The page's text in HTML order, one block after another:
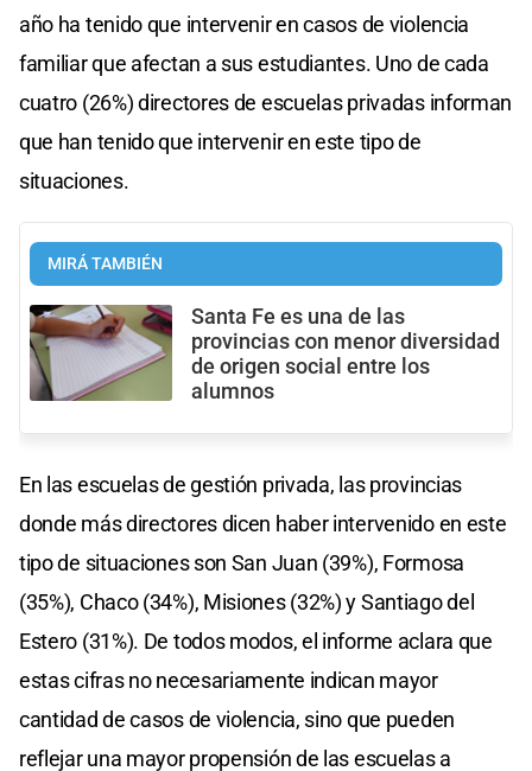
año ha tenido que intervenir en casos de violencia
familiar que afectan a sus estudiantes. Uno de cada
cuatro (26%) directores de escuelas privadas informan
que han tenido que intervenir en este tipo de
situaciones.
MIRÁ TAMBIÉN
Santa Fe es una de las
provincias con menor diversidad
de origen social entre los
alumnos
En las escuelas de gestión privada, las provincias
donde más directores dicen haber intervenido en este
tipo de situaciones son San Juan (39%), Formosa
(35%), Chaco (34%), Misiones (32%) y Santiago del
Estero (31%). De todos modos, el informe aclara que
estas cifras no necesariamente indican mayor
cantidad de casos de violencia, sino que pueden
reflejar una mayor propensión de las escuelas a